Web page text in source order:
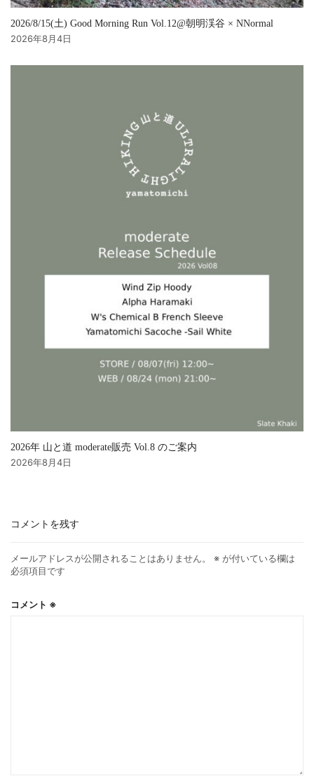
2026/8/15(土) Good Morning Run Vol.12@朝明渓谷 × NNormal
2026年8月4日
2026年 山と道 moderate販売 Vol.8 のご案内
2026年8月4日
コメントを残す
メールアドレスが公開されることはありません。 ※ が付いている欄は
必須項目です
コメント ※